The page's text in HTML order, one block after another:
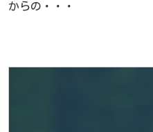
からの・・・